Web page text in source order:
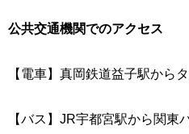
公共交通機関でのアクセス
【電車】真岡鉄道益子駅から
【バス】JR宇都宮駅から関東